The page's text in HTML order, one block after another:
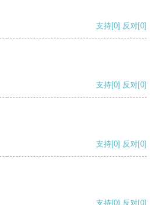
支持[0] 反对[0]
支持[0] 反对[0]
支持[0] 反对[0]
支持[0] 反对[0]